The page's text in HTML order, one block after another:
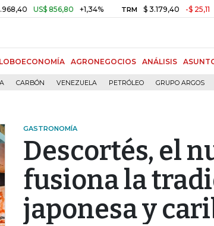
856,80 +1,34% TRM $ 3.179,40 -$ 25,11 -0,78%
AGRONEGOCIOS ANÁLISIS
CARBÓN VENEZUELA PETRÓLEO GRUPO ARGOS
GASTRONOMÍA
Descortés, el
fusiona la
japonesa y